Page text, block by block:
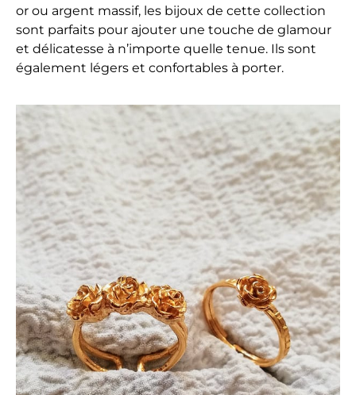
or ou argent massif, les bijoux de cette collection
sont parfaits pour ajouter une touche de glamour
et délicatesse à n’importe quelle tenue. Ils sont
également légers et confortables à porter.